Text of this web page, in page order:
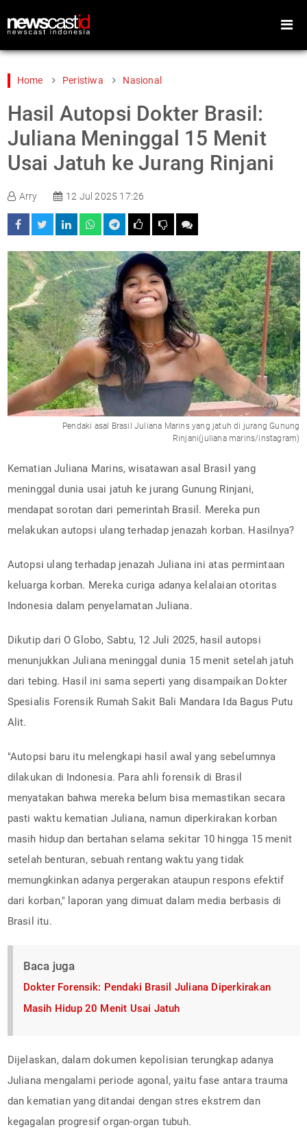
Home
Peristiwa
Teknologi
Video
Foto
Home Peristiwa Nasional
Hasil Autopsi Dokter Brasil:
Juliana Meninggal 15 Menit
Usai Jatuh ke Jurang Rinjani
Arry 12 Jul 2025 17:26
Pendaki asal Brasil Juliana Marins yang jatuh di jurang Gunung
Rinjani(juliana marins/instagram)
Kematian Juliana Marins, wisatawan asal Brasil yang
meninggal dunia usai jatuh ke jurang Gunung Rinjani,
mendapat sorotan dari pemerintah Brasil. Mereka pun
melakukan autopsi ulang terhadap jenazah korban. Hasilnya?
Autopsi ulang terhadap jenazah Juliana ini atas permintaan
keluarga korban. Mereka curiga adanya kelalaian otoritas
Indonesia dalam penyelamatan Juliana.
Dikutip dari O Globo, Sabtu, 12 Juli 2025, hasil autopsi
menunjukkan Juliana meninggal dunia 15 menit setelah jatuh
dari tebing. Hasil ini sama seperti yang disampaikan Dokter
Spesialis Forensik Rumah Sakit Bali Mandara Ida Bagus Putu
Alit.
"Autopsi baru itu melengkapi hasil awal yang sebelumnya
dilakukan di Indonesia. Para ahli forensik di Brasil
menyatakan bahwa mereka belum bisa memastikan secara
pasti waktu kematian Juliana, namun diperkirakan korban
masih hidup dan bertahan selama sekitar 10 hingga 15 menit
setelah benturan, sebuah rentang waktu yang tidak
memungkinkan adanya pergerakan ataupun respons efektif
dari korban," laporan yang dimuat dalam media berbasis di
Brasil itu.
Baca juga
Dokter Forensik: Pendaki Brasil Juliana Diperkirakan
Masih Hidup 20 Menit Usai Jatuh
Dijelaskan, dalam dokumen kepolisian terungkap adanya
Juliana mengalami periode agonal, yaitu fase antara trauma
dan kematian yang ditandai dengan stres ekstrem dan
kegagalan progresif organ-organ tubuh.